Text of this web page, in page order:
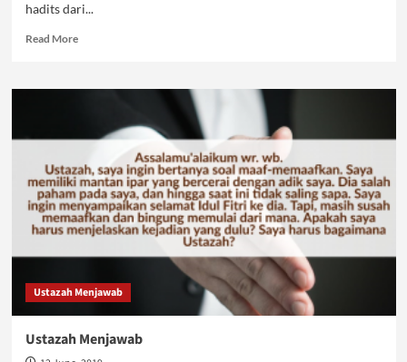
hadits dari...
Read MoreRead
Berkurban
untuk
Orang
Ustazah Menjawab
Ustazah Menjawab